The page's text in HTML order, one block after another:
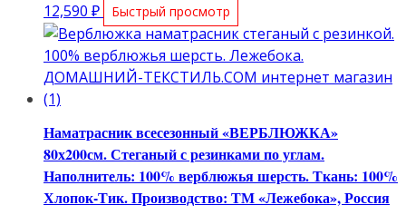
12,590 ₽ Быстрый просмотр
Наматрасник всесезонный «ВЕРБЛЮЖКА»
80х200см. Стеганый с резинками по углам.
Наполнитель: 100% верблюжья шерсть. Ткань: 100%
Хлопок-Тик. Производство: ТМ «Лежебока», Россия